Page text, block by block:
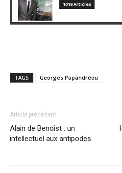
1019 Articles
TAGS Georges Papandréou
Article précédent
Alain de Benoist : un
intellectuel aux antipodes